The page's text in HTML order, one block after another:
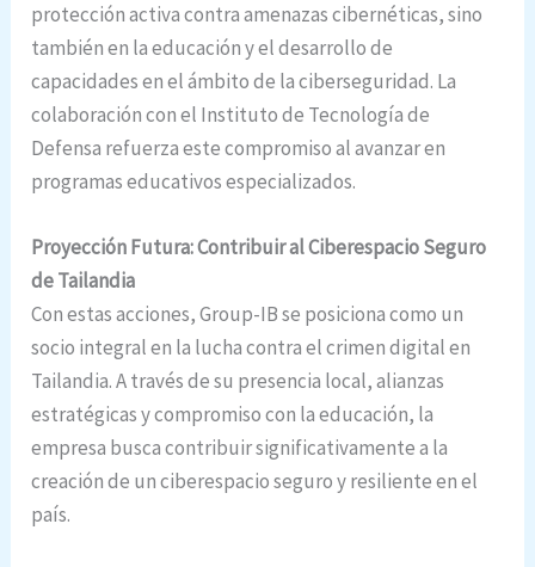
protección activa contra amenazas cibernéticas, sino
también en la educación y el desarrollo de
capacidades en el ámbito de la ciberseguridad. La
colaboración con el Instituto de Tecnología de
Defensa refuerza este compromiso al avanzar en
programas educativos especializados.
Proyección Futura: Contribuir al Ciberespacio Seguro
de Tailandia
Con estas acciones, Group-IB se posiciona como un
socio integral en la lucha contra el crimen digital en
Tailandia. A través de su presencia local, alianzas
estratégicas y compromiso con la educación, la
empresa busca contribuir significativamente a la
creación de un ciberespacio seguro y resiliente en el
país.